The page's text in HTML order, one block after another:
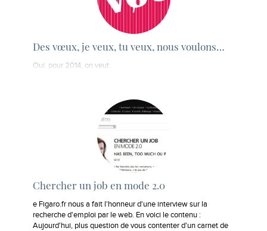
Des vœux, je veux, tu veux, nous voulons…
Oui, pour 2014, on veut.
Chercher un job en mode 2.0
e Figaro.fr nous a fait l'honneur d'une interview sur la
recherche d'emploi par le web. En voici le contenu :
Aujourd'hui, plus question de vous contenter d'un carnet de